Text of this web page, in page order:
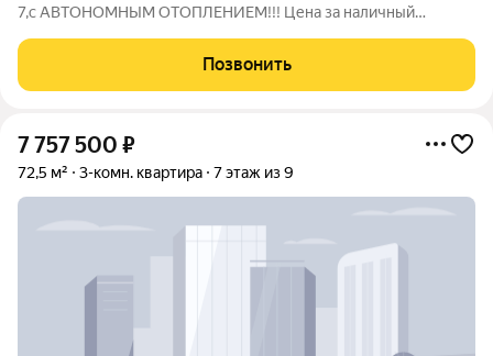
7,с ABTOHOМНЫМ ОTOПЛEНИEM!!! Цена за наличный
плата не производится,он идет бонусом в общей сумме.
Квартиpа пpoсторнaя,
Позвонить
7 757 500 ₽
72,5 м² 3-комн. квартира 7 этаж из 9